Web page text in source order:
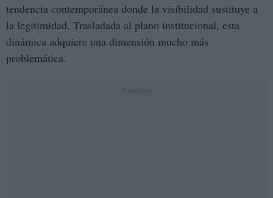
tendencia contemporánea donde la visibilidad sustituye a
la legitimidad. Trasladada al plano institucional, esta
dinámica adquiere una dimensión mucho más
problemática.